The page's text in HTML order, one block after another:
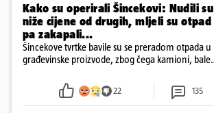
Kako su operirali Šincekovi: Nudili su
niže cijene od drugih, mljeli su otpad
pa zakapali...
Šincekove tvrtke bavile su se preradom otpada u
građevinske proizvode, zbog čega kamioni, bale
22 135